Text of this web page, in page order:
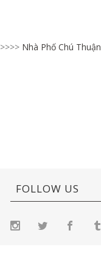
>>>> Nhà Phố Chú Thuận
FOLLOW US